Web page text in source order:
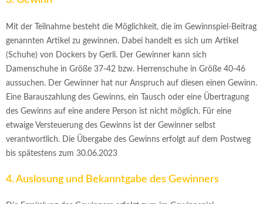
Mit der Teilnahme besteht die Möglichkeit, die im Gewinnspiel-Beitrag
genannten Artikel zu gewinnen. Dabei handelt es sich um Artikel
(Schuhe) von Dockers by Gerli. Der Gewinner kann sich
Damenschuhe in Größe 37-42 bzw. Herrenschuhe in Größe 40-46
aussuchen. Der Gewinner hat nur Anspruch auf diesen einen Gewinn.
Eine Barauszahlung des Gewinns, ein Tausch oder eine Übertragung
des Gewinns auf eine andere Person ist nicht möglich. Für eine
etwaige Versteuerung des Gewinns ist der Gewinner selbst
verantwortlich. Die Übergabe des Gewinns erfolgt auf dem Postweg
bis spätestens zum 30.06.2023
4. Auslosung und Bekanntgabe des Gewinners